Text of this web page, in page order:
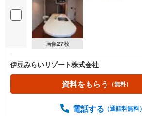
画像27枚
伊豆みらいリゾート株式会社
資料をもらう （無料）
電話する （通話料無料）